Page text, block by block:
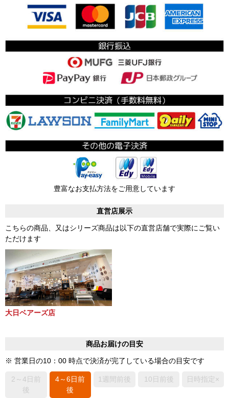
豊富なお支払方法をご用意しています
直営店展示
こちらの商品、又はシリーズ商品は以下の直営店舗で実際にご覧い
ただけます
大日ベアーズ店
商品お届けの目安
※ 営業日の10：00 時点で決済が完了している場合の目安です
2～4日前
後
4～6日前
後
1週間前後 10日前後 日時指定×